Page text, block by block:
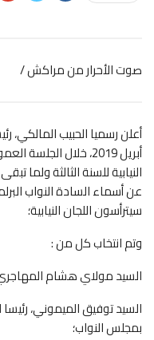
صوت الأحرار من مراكش /
أبريل 2019،
خلال الجلسة
عن أسماء السادة النواب
سيترأسون اللجان النيابية؛
وتم انتخاب كل من :
السيد مولاي هشام
السيد توفيق الميموني،
بمجلس النواب؛